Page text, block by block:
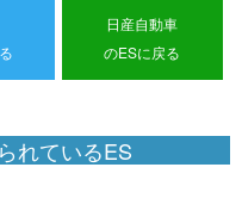
日産自動車
のESに戻る
れているES